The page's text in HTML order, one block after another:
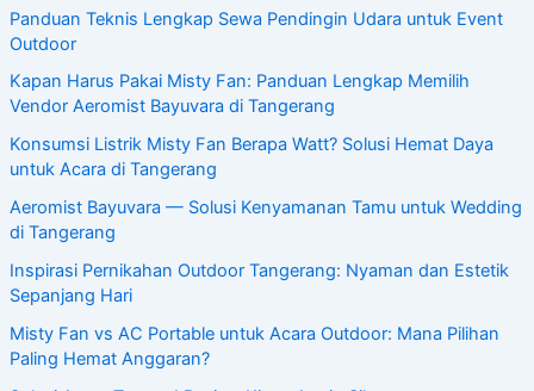
Panduan Teknis Lengkap Sewa Pendingin Udara untuk Event
Outdoor
Kapan Harus Pakai Misty Fan: Panduan Lengkap Memilih
Vendor Aeromist Bayuvara di Tangerang
Konsumsi Listrik Misty Fan Berapa Watt? Solusi Hemat Daya
untuk Acara di Tangerang
Aeromist Bayuvara — Solusi Kenyamanan Tamu untuk Wedding
di Tangerang
Inspirasi Pernikahan Outdoor Tangerang: Nyaman dan Estetik
Sepanjang Hari
Misty Fan vs AC Portable untuk Acara Outdoor: Mana Pilihan
Paling Hemat Anggaran?